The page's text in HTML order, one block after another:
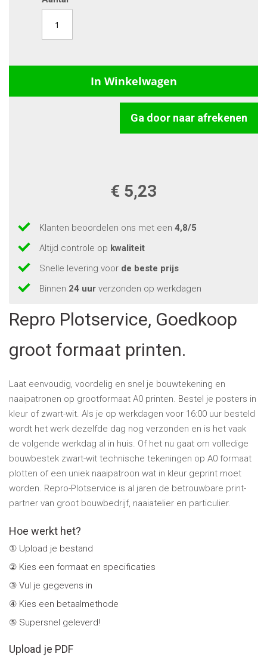
In Winkelwagen
Ga door naar afrekenen
€ 5,23
Klanten beoordelen ons met een 4,8/5
Altijd controle op kwaliteit
Snelle levering voor de beste prijs
Binnen 24 uur verzonden op werkdagen
Repro Plotservice, Goedkoop
groot formaat printen.
Laat eenvoudig, voordelig en snel je bouwtekening en
naaipatronen op grootformaat A0 printen. Bestel je posters in
kleur of zwart-wit. Als je op werkdagen voor 16:00 uur besteld
wordt het werk dezelfde dag nog verzonden en is het vaak
de volgende werkdag al in huis. Of het nu gaat om volledige
bouwbestek zwart-wit technische tekeningen op A0 formaat
plotten of een uniek naaipatroon wat in kleur geprint moet
worden. Repro-Plotservice is al jaren de betrouwbare print-
partner van groot bouwbedrijf, naaiatelier en particulier.
naar
het
van
de
gallerij
naar
het
van
de
gallerij
Hoe werkt het?
① Upload je bestand
② Kies een formaat en specificaties
③ Vul je gegevens in
④ Kies een betaalmethode
⑤ Supersnel geleverd!
Upload je PDF